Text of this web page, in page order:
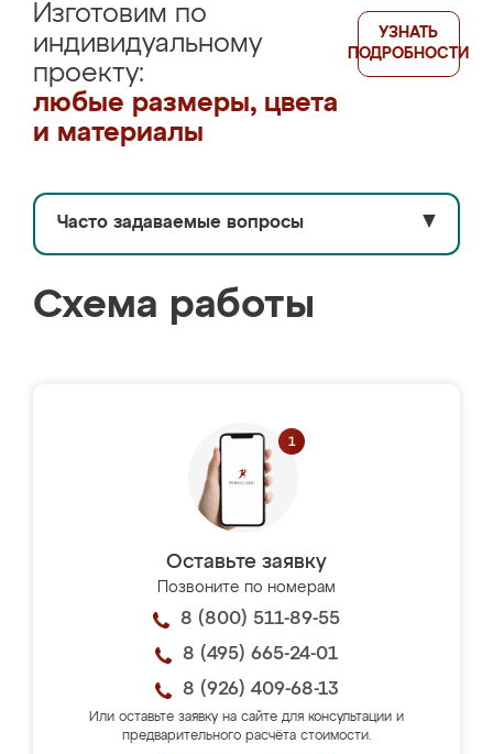
Изготовим по
индивидуальному
проекту:
любые размеры, цвета
и материалы
УЗНАТЬ
ПОДРОБНОСТИ
Часто задаваемые вопросы ▼
Схема работы
Оставьте заявку
Позвоните по номерам
8 (800) 511-89-55
8 (495) 665-24-01
8 (926) 409-68-13
Или оставьте заявку на сайте для консультации и
предварительного расчёта стоимости.